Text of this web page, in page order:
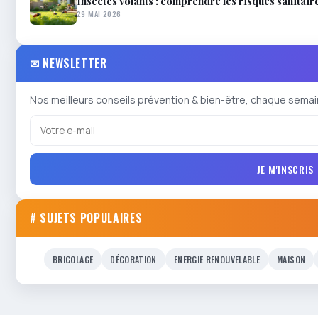
29 MAI 2026
✉ NEWSLETTER
Nos meilleurs conseils prévention & bien-être, chaque
JE M'INSCRIS
# SUJETS POPULAIRES
BRICOLAGE DÉCORATION ENERGIE RENOUVELABLE MAISON